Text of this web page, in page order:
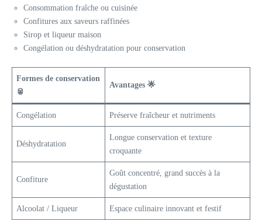
Consommation fraîche ou cuisinée
Confitures aux saveurs raffinées
Sirop et liqueur maison
Congélation ou déshydratation pour conservation
Formes de conservation
🥫
Avantages 🌟
Congélation Préserve fraîcheur et nutriments
Déshydratation
Longue conservation et texture
croquante
Confiture
Goût concentré, grand succès à la
dégustation
Alcoolat / Liqueur Espace culinaire innovant et festif